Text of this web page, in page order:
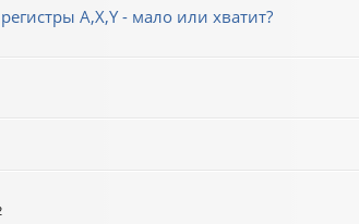
A,X,Y - мало или хватит?